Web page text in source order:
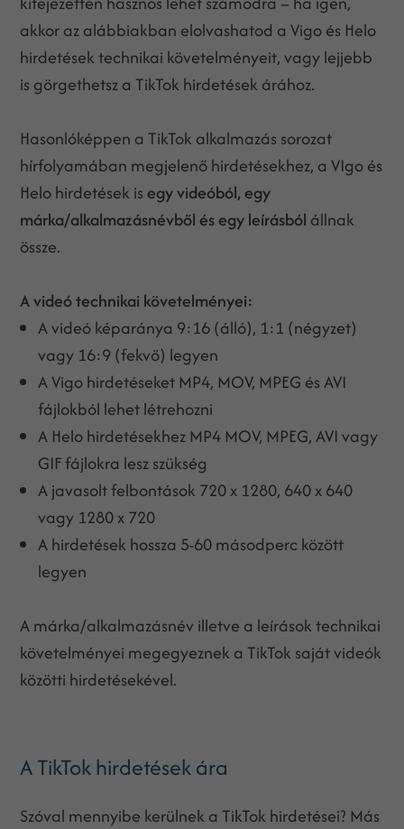
akkor az alábbiakban elolvashatod a Vigo és Helo
hirdetések technikai követelményeit, vagy lejjebb
is görgethetsz a TikTok hirdetések árához.
Hasonlóképpen a TikTok alkalmazás sorozat
hírfolyamában megjelenő hirdetésekhez, a VIgo és
Helo hirdetések isegyvideóból, egy
márka/alkalmazásnévből és egy leírásból állnak
össze.
A videó technikai követelményei:
A videó képaránya 9:16 (álló), 1:1 (négyzet)
vagy 16:9 (fekvő) legyen
A Vigo hirdetéseket MP4, MOV, MPEG és AVI
fájlokból lehet létrehozni
A Helo hirdetésekhez MP4 MOV, MPEG, AVI vagy
GIF fájlokra lesz szükség
A javasolt felbontások 720 x 1280, 640 x 640
vagy 1280 x 720
A hirdetések hossza 5-60 másodperc között
legyen
A márka/alkalmazásnév illetve a leírások technikai
követelményei megegyeznek a TikTok saját videók
közötti hirdetésekével.
A TikTok hirdetések ára
Szóval mennyibe kerülnek a TikTok hirdetései? Más